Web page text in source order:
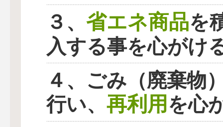
３、 省エネ商品を
入する事を心がけ
４、ごみ（廃棄物
行い、 再利用を心